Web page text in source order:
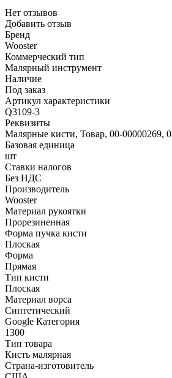
Нет отзывов
Добавить отзыв
Бренд
Wooster
Коммерческий тип
Малярный инструмент
Наличие
Под заказ
Артикул характеристики
Q3109-3
Реквизиты
Малярные кисти, Товар, 00-00000269, 0
Базовая единица
шт
Ставки налогов
Без НДС
Производитель
Wooster
Материал рукоятки
Прорезиненная
Форма пучка кисти
Плоская
Форма
Прямая
Тип кисти
Плоская
Материал ворса
Синтетический
Google Категория
1300
Тип товара
Кисть малярная
Страна-изготовитель